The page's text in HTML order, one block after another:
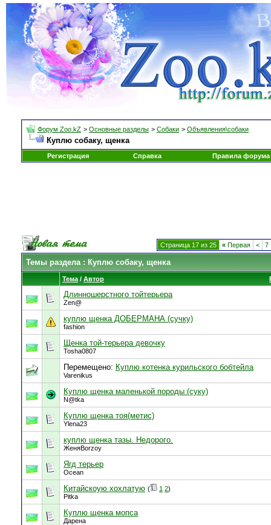
Форум Zoo.kZ > Основные разделы > Собаки > Объявления\собаки
Куплю собаку, щенка
Регистрация Справка Правила форума
Страница 17 из 25 « Первая < 7
Темы раздела: Куплю собаку, щенка
Тема / Автор
Длинношерстного тойтерьера
Zen@
куплю щенка ДОБЕРМАНА (сучку)
fashion
Щенка той-терьера девочку
Tosha0807
Перемещено: Куплю котенка курильского бобтейла
Varenikus
Куплю щенка маленькой породы (суку)
N@tka
Куплю щенка тоя(метис)
Ylena23
куплю щенка тазы. Недорого.
ЖеняBorzoy
Ягд терьер
Ocean
Китайскоую хохлатую ( 1 2)
Pitka
Куплю щенка мопса
Дарена